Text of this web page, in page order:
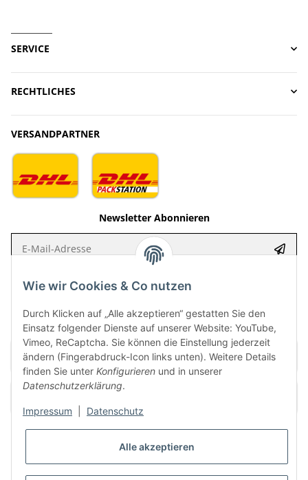
Wie wir Cookies & Co nutzen
Durch Klicken auf „Alle akzeptieren“ gestatten Sie den
Einsatz folgender Dienste auf unserer Website: YouTube,
Vimeo, ReCaptcha. Sie können die Einstellung jederzeit
ändern (Fingerabdruck-Icon links unten). Weitere Details
finden Sie unter Konfigurieren und in unserer
Datenschutzerklärung.
Impressum Datenschutz
Alle akzeptieren
SERVICE
RECHTLICHES
VERSANDPARTNER
Newsletter Abonnieren
Bitte senden Sie mir entsprechend Ihrer Datenschutzerklärung regelmäßig
und jederzeit widerruflich Informationen zu Ihrem Produktsortiment per E-